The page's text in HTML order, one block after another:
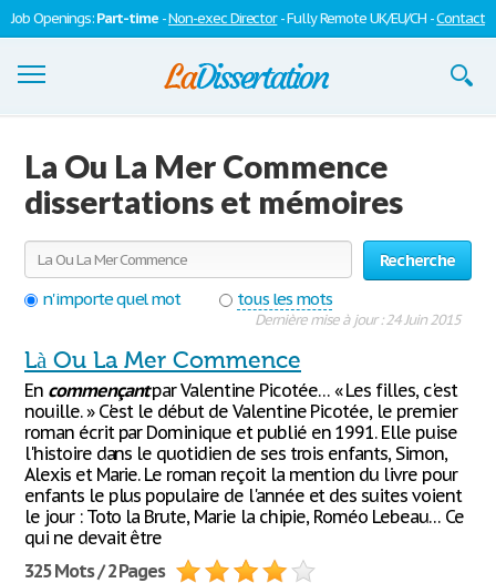
Job Openings:Part-time -Non-exec Director- Fully Remote UK/EU/CH -Contact
S'inscrire
Se connecter
Contactez-nous
La Ou La Mer Commence
dissertations et mémoires
Recherche
n'importe quel mot
tous les mots
Dernière mise à jour : 24 Juin 2015
Là Ou La Mer Commence
En commençantpar Valentine Picotée… « Les filles, c'est
nouille. » C'est le début de Valentine Picotée, le premier
roman écrit par Dominique et publié en 1991. Elle puise
l'histoire dans le quotidien de ses trois enfants, Simon,
Alexis et Marie. Le roman reçoit la mention du livre pour
enfants le plus populaire de l'année et des suites voient
le jour : Toto la Brute, Marie la chipie, Roméo Lebeau… Ce
qui ne devait être
325 Mots / 2 Pages